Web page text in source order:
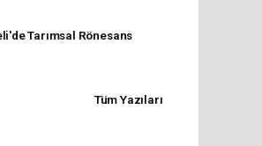
Tarımsal Rönesans
Tüm Yazıları